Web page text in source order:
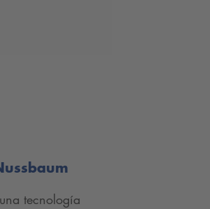
tecnología